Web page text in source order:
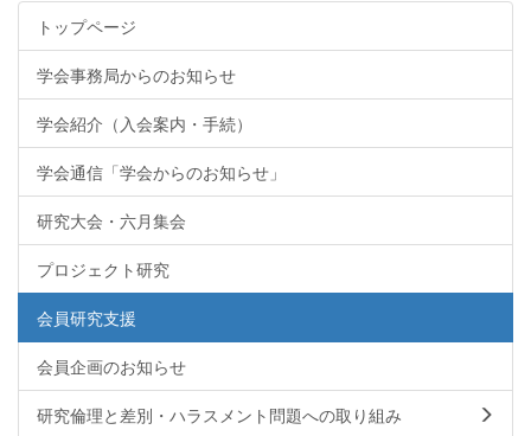
トップページ
学会事務局からのお知らせ
学会紹介（入会案内・手続）
学会通信「学会からのお知らせ」
研究大会・六月集会
プロジェクト研究
会員研究支援
会員企画のお知らせ
研究倫理と差別・ハラスメント問題への取り組み